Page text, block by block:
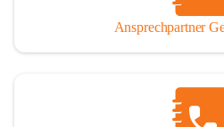
Ansprechpartner